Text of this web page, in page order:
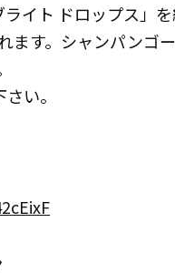
イト ドロップス」
ます。シャンパンゴ
い。